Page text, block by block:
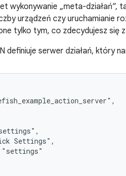
wykonywanie „meta-działań”,
urządzeń czy uruchamianie
tylko tym, co zdecydujesz się
definiuje serwer działań, który
Settings",